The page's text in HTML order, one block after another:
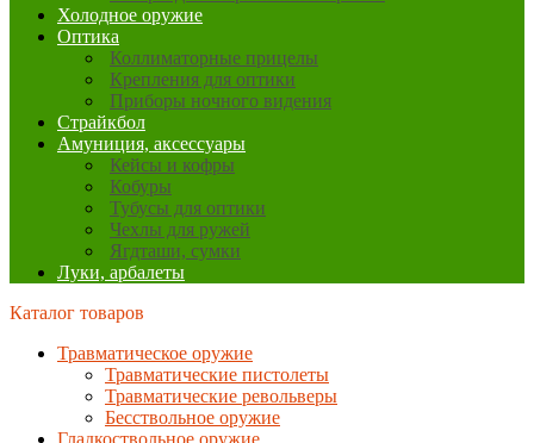
Холодное оружие
Оптика
Коллиматорные прицелы
Крепления для оптики
Приборы ночного видения
Страйкбол
Амуниция, аксессуары
Кейсы и кофры
Кобуры
Тубусы для оптики
Чехлы для ружей
Ягдташи, сумки
Луки, арбалеты
Каталог товаров
Травматическое оружие
Травматические пистолеты
Травматические револьверы
Бесствольное оружие
Гладкоствольное оружие